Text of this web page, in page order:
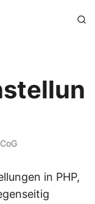
in PHP,